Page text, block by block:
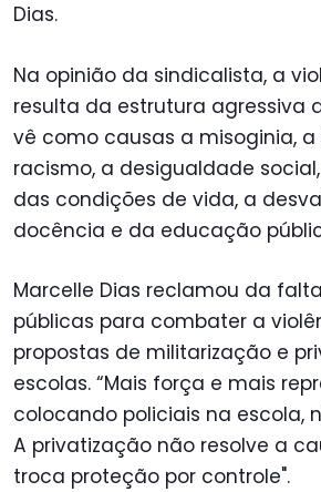
Dias.
Na opinião da sindicalista, a
resulta da estrutura agressiva
vê como causas a misoginia,
racismo, a desigualdade
das condições de vida, a
docência e da educação
Marcelle Dias reclamou da
públicas para combater a
propostas de militarização e
escolas. “Mais força e mais
colocando policiais na escola,
A privatização não resolve a
troca proteção por controle".